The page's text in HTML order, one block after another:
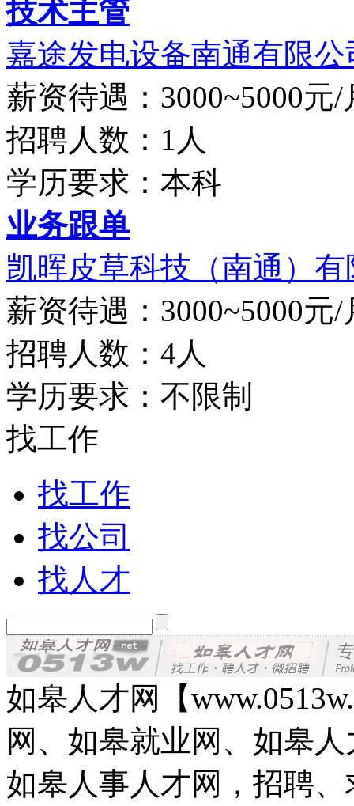
技术主管
嘉途发电设备南通有限公
薪资待遇：3000~5000元/
招聘人数：1人
学历要求：本科
业务跟单
凯晖皮草科技（南通）有
薪资待遇：3000~5000元/
招聘人数：4人
学历要求：不限制
找工作
找工作
找公司
找人才
如皋人才网【
网、如皋就业网、如皋
如皋人事人才网，招聘